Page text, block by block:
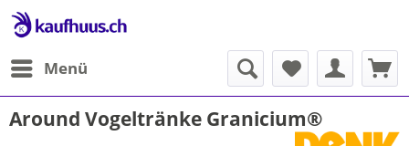
Menü
Around Vogeltränke Granicium®